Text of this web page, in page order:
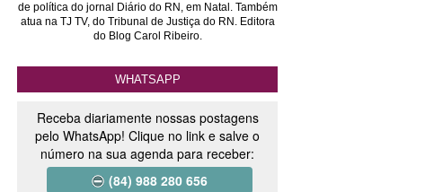
de política do jornal Diário do RN, em Natal. Também
atua na TJ TV, do Tribunal de Justiça do RN. Editora
do Blog Carol Ribeiro.
WHATSAPP
Receba diariamente nossas postagens
pelo WhatsApp! Clique no link e salve o
número na sua agenda para receber:
(84) 988 280 656